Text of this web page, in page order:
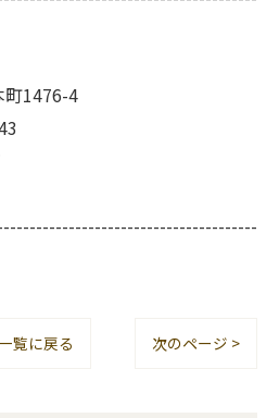
町1476-4
覧に戻る 次のページ >